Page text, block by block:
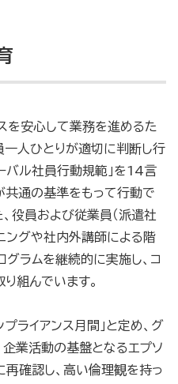
を安心して業務を進めるた
一人ひとりが適切に判断し行
バル社員行動規範」を14言
共通の基準をもって行動で
役員および従業員（派遣社
ングや社内外講師による階
ラムを継続的に実施し、コ
組んでいます。
ライアンス月間」と定め、グ
業活動の基盤となるエプソ
確認し、高い倫理観を持っ